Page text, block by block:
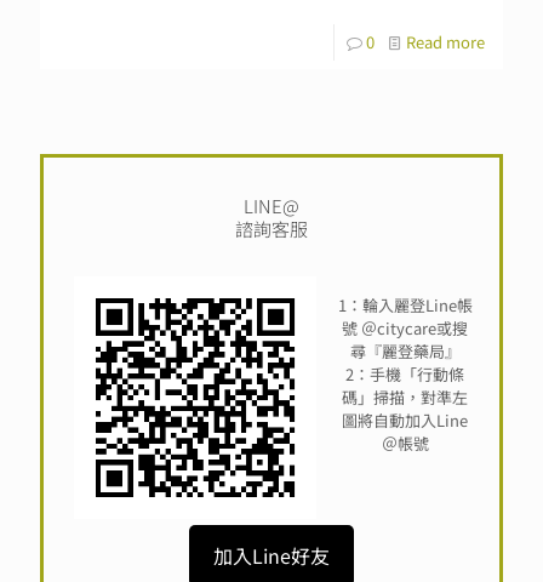
0 Read more
LINE@
諮詢客服
1：輪入麗登Line帳
號 ＠citycare或搜
尋『麗登藥局』
2：手機「行動條
碼」掃描，對準左
圖將自動加入Line
＠帳號
加入Line好友